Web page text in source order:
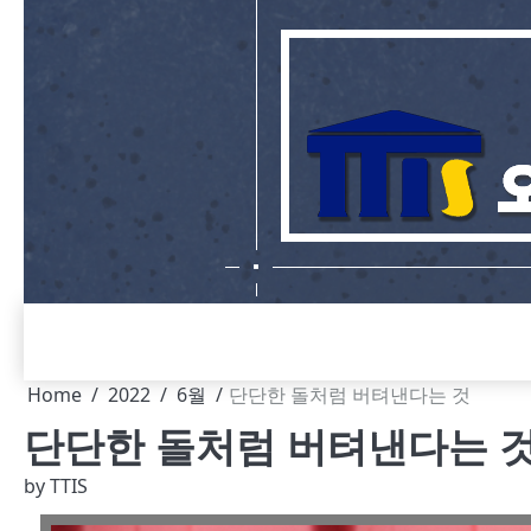
Home 2022 6월 단단한 돌처럼 버텨낸다는 것
단단한 돌처럼 버텨낸다는
byTTIS